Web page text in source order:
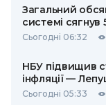
Загальний
системі
Сьогодні 06:32
НБУ підвищив
інфляції —
Сьогодні 05:33